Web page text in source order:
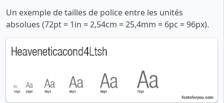
Un exemple de tailles de police entre les unités
absolues (72pt = 1in = 2,54cm = 25,4mm = 6pc = 96px).